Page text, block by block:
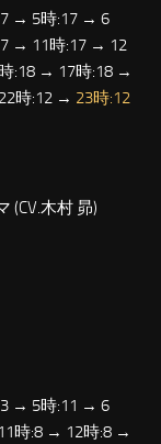
→ 5時:17 → 6
→ 11時:17 → 12
:18 → 17時:18 →
時:12 → 23時:12
(CV.木村 昴)
→ 5時:11 → 6
時:8 → 12時:8 →